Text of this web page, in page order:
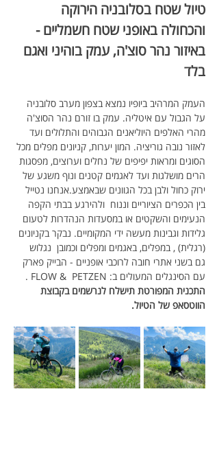
טיול שטח בסלובניה הירוקה
והכחולה באופני שטח חשמליים -
באיזור נהר סוצ'ה, עמק בוהיני ואגם
בלד
העמק המרהיב ביופיו נמצא בצפון מערב סלובניה
על הגבול עם איטליה. עמק בו זורם נהר הסוצ'ה
מהרי האלפים היוליאנים הגבוהים והתלולים ועד
לאזור נובה גוריציה. המון יערות, קניונים מפלים מכל
הסוגים ומראות יפיפים של נחלים וערוצים, מפסגות
הרים מושלגות ועד לאגמים קטנים ונוף משגע של
ירוק כחול ולבן בכל הגוונים שבאמצע.אנחנו נטייל
בין הכפרים הציוריים וננוח  ולהירגע בבתי הקפה
הנעימים והשקטים או במסעדות הנהדרות לטעום
גלידות וגבינות מעשה ידי המקומיים. נבקר בקניונים
(רגלית) , במפלים, באגמים ומפלים וכמובן  נגלוש
גם בשני אתרי חובה לרוכבי אופניים - הבייק פארק
עם הסינגלים המעולים ב: FLOW &  PETZEN .
התכנית המפורטת תישלח לנרשמים בקבוצת
הווטסאפ של הטיול.